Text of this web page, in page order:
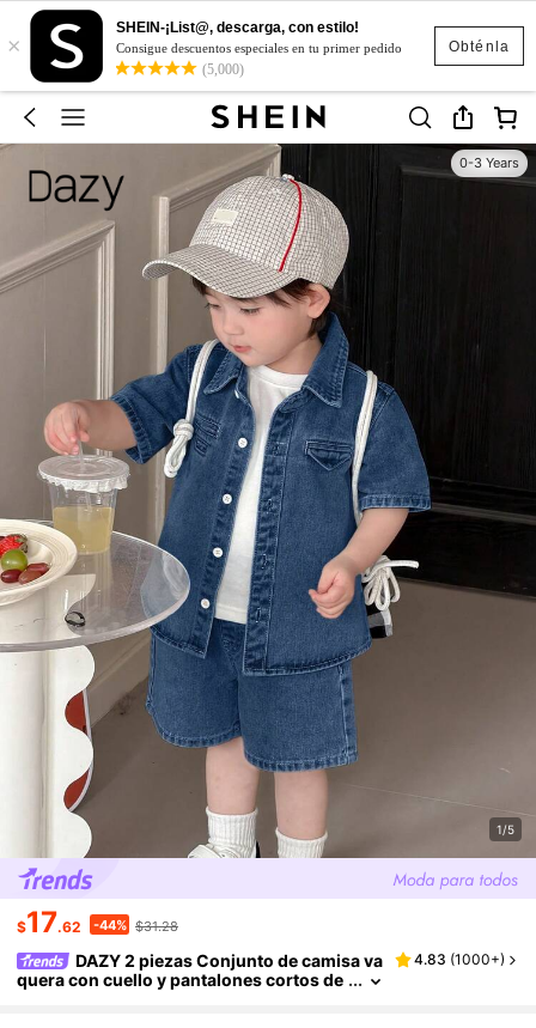
Obténla
×
SHEIN-¡List@, descarga, con estilo!
Consigue descuentos especiales en tu primer pedido
(5,000)
0-3 Years
1/5
$17.62 -44% $31.28
DAZY 2 piezas Conjunto de camisa va
quera con cuello y pantalones cortos de
4.83 (1000+)